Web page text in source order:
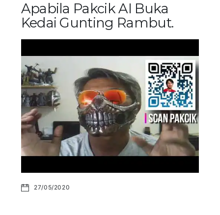
Apabila Pakcik AI Buka
Kedai Gunting Rambut.
27/05/2020